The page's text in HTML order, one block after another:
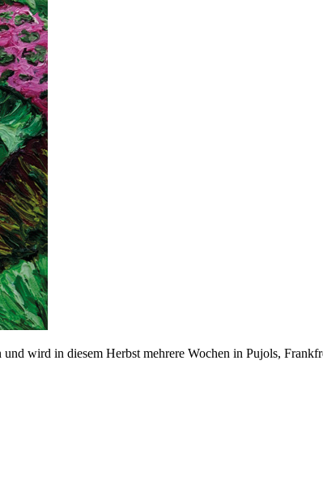
wird in diesem Herbst mehrere Wochen in Pujols,